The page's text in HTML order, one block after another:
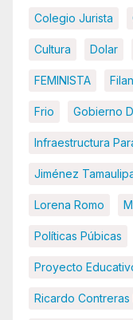
Colegio Jurista
Cultura Dolar
FEMINISTA
Frio Gobierno
Infraestructura
Jiménez
Lorena Romo
Políticas Púbicas
Proyecto
Ricardo Contreras